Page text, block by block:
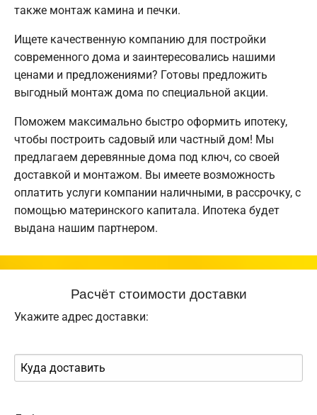
также монтаж камина и печки.
Ищете качественную компанию для постройки
современного дома и заинтересовались нашими
ценами и предложениями? Готовы предложить
выгодный монтаж дома по специальной акции.
Поможем максимально быстро оформить ипотеку,
чтобы построить садовый или частный дом! Мы
предлагаем деревянные дома под ключ, со своей
доставкой и монтажом. Вы имеете возможность
оплатить услуги компании наличными, в рассрочку, с
помощью материнского капитала. Ипотека будет
выдана нашим партнером.
Расчёт стоимости доставки
Укажите адрес доставки: